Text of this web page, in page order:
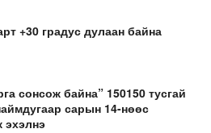
+30 градус дулаан байна
сонсож байна” 150150 тусгай
сарын 14-нөөс
эхэлнэ